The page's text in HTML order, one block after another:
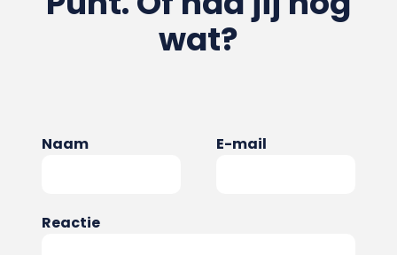
wat?
Naam E-mail
Reactie